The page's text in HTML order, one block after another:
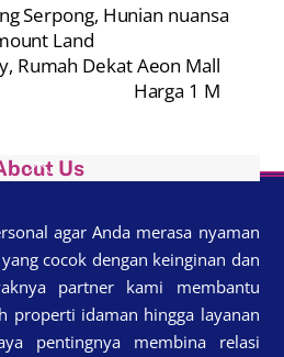
Serpong, Hunian nuansa
Land
Rumah Dekat Aeon Mall
Harga 1 M
BackUs
agar Anda merasa nyaman
cocok dengan keinginan dan
partner kami membantu
properti idaman hingga layanan
pentingnya membina relasi